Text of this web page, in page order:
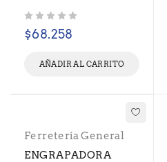
$68.258
AÑADIR AL CARRITO
Ferretería General
ENGRAPADORA